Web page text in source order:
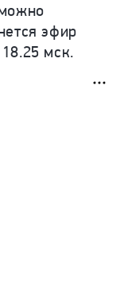
эфир
мск.